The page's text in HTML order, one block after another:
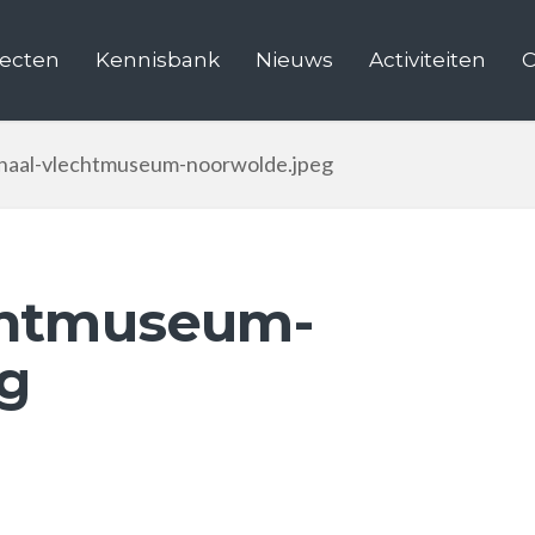
Kennisbank Nieuws Activiteiten
vlechtmuseum-noorwolde.jpeg